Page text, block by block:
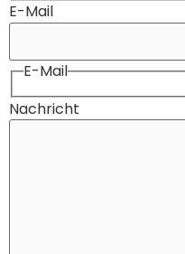
E-Mail
E-Mail
Nachricht